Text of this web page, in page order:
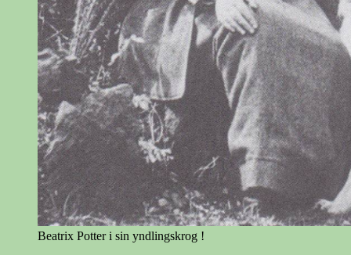
Beatrix Potter i sin yndlingskrog !